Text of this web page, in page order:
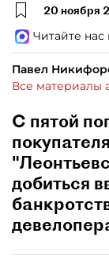
20 ноября
Читайте
Павел
Все материалы
С пятой
добиться